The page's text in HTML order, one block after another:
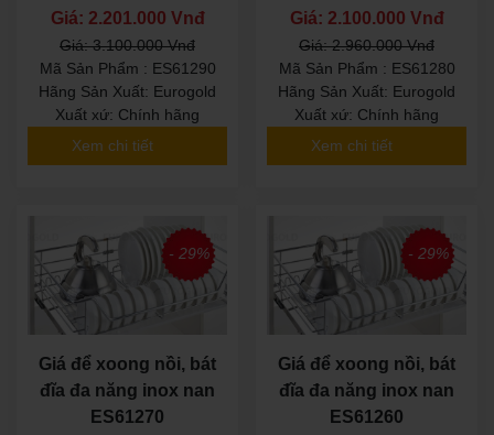
Giá: 2.201.000 Vnđ
Giá: 3.100.000 Vnđ
Mã Sản Phẩm : ES61290
Hãng Sản Xuất: Eurogold
Xuất xứ: Chính hãng
Xem chi tiết
Giá: 2.100.000 Vnđ
Giá: 2.960.000 Vnđ
Mã Sản Phẩm : ES61280
Hãng Sản Xuất: Eurogold
Xuất xứ: Chính hãng
Xem chi tiết
- 29%
Giá để xoong nồi, bát
đĩa đa năng inox nan
ES61270
- 29%
Giá để xoong nồi, bát
đĩa đa năng inox nan
ES61260